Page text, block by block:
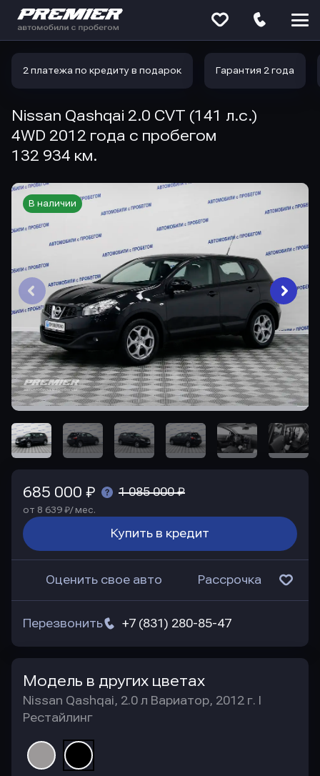
2 платежа по кредиту в подарок Гарантия 2 года
Nissan Qashqai 2.0 CVT (141 л.с.)
4WD 2012 года с пробегом
132 934 км.
В наличии
685 000 ₽ 1 085 000 ₽
от 8 639 ₽/ мес.
Купить в кредит
Оценить свое авто Рассрочка
+7 (831) 280-85-47
Перезвонить
Модель в других цветах
Nissan Qashqai, 2.0 л Вариатор, 2012 г. I
Рестайлинг